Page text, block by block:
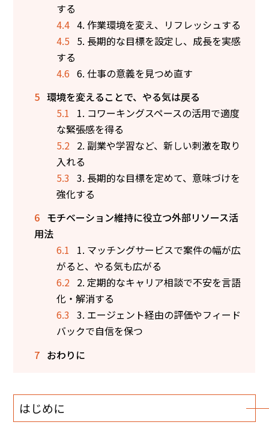
する
4.4 4. 作業環境を変え、リフレッシュする
4.5 5. 長期的な目標を設定し、成長を実感
する
4.6 6. 仕事の意義を見つめ直す
5 環境を変えることで、やる気は戻る
5.1
1. コワーキングスペースの活用で適度
な緊張感を得る
5.2 2. 副業や学習など、新しい刺激を取り
入れる
5.3 3. 長期的な目標を定めて、意味づけを
強化する
6 モチベーション維持に役立つ外部リソース活
用法
6.1
1. マッチングサービスで案件の幅が広
がると、やる気も広がる
6.2 2. 定期的なキャリア相談で不安を言語
化・解消する
6.3 3. エージェント経由の評価やフィード
バックで自信を保つ
7 おわりに
はじめに